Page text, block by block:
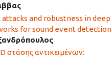
and robustness in deep
for sound event detection
στάσης αντικειμένων: